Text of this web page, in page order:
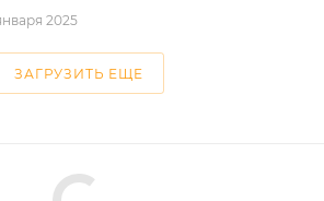
января 2025
ЗАГРУЗИТЬ ЕЩЕ